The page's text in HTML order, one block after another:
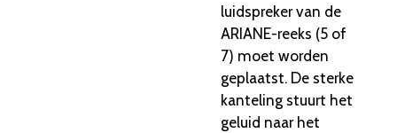
luidspreker van de
ARIANE-reeks (5 of
7) moet worden
geplaatst. De sterke
kanteling stuurt het
geluid naar het